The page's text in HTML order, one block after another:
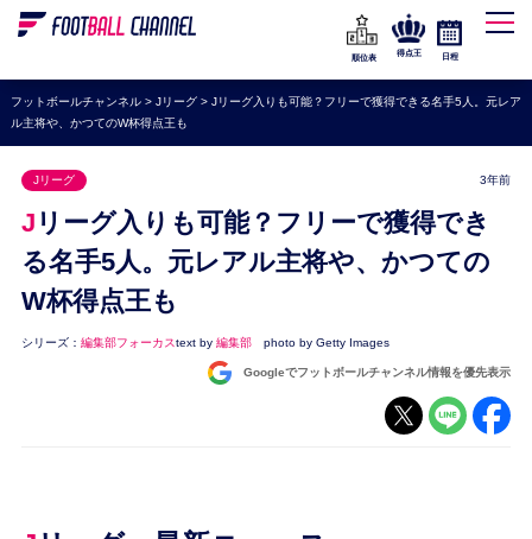
WEリーグ
海外サッカー
プレミアリーグ
セリエA
ブンデスリーガ
UEFA
ナショナルチーム
順位表
得点王 日程
フットボールチャンネル> Jリーグ> Jリーグ入りも可能？フリーで獲得できる名手5人。元レア
ル主将や、かつてのW杯得点王も
Jリーグ 3年前
Jリーグ入りも可能？フリーで獲得でき
る名手5人。元レアル主将や、かつての
W杯得点王も
シリーズ： 編集部フォーカスtext by 編集部 photo by Getty Images
Googleでフットボールチャンネル情報を優先表示